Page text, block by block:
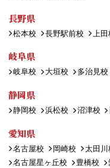
長野県
松本校 長野駅前校 上
岐阜県
岐阜校 大垣校 多治見校
静岡県
静岡校 浜松校 沼津校
愛知県
名古屋校 岡崎校 太田川
名古屋星ヶ丘校
豊橋校